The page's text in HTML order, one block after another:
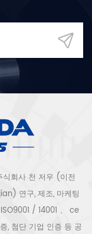
회사 천 저우 (이전
연구, 제조, 마케팅
/ 14001 、 ce
, 첨단 기업 인증 등 공